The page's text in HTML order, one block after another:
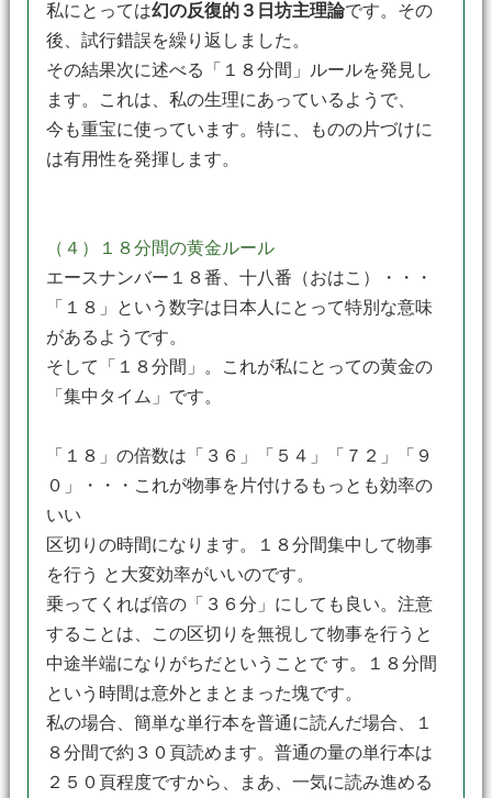
私にとっては幻の反復的３日坊主理論です。その
後、試行錯誤を繰り返しました。
その結果次に述べる「１８分間」ルールを発見し
ます。これは、私の生理にあっているようで、
今も重宝に使っています。特に、ものの片づけに
は有用性を発揮します。
（４）１８分間の黄金ルール
エースナンバー１８番、十八番（おはこ）・・・
「１８」という数字は日本人にとって特別な意味
があるようです。
そして「１８分間」。これが私にとっての黄金の
「集中タイム」です。
「１８」の倍数は「３６」「５４」「７２」「９
０」・・・これが物事を片付けるもっとも効率の
いい
区切りの時間になります。１８分間集中して物事
を行う と大変効率がいいのです。
乗ってくれば倍の「３６分」にしても良い。注意
することは、この区切りを無視して物事を行うと
中途半端になりがちだということで す。１８分間
という時間は意外とまとまった塊です。
私の場合、簡単な単行本を普通に読んだ場合、１
８分間で約３０頁読めます。普通の量の単行本は
２５０頁程度ですから、まあ、一気に読み進める